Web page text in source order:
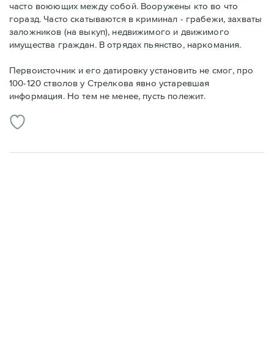
часто воюющих между собой. Вооружены кто во что
горазд. Часто скатываются в криминал - грабежи, захваты
заложников (на выкуп), недвижимого и движимого
имущества граждан. В отрядах пьянство, наркомания.
Первоисточник и его датировку установить не смог, про
100-120 стволов у Стрелкова явно устаревшая
информация. Но тем не менее, пусть полежит.